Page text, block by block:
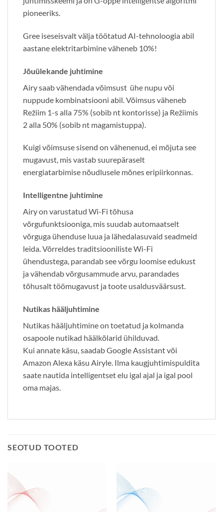
pioneeriks.
Gree iseseisvalt välja töötatud AI-tehnoloogia abil
aastane elektritarbimine väheneb 10%!
Jõuülekande juhtimine
Airy saab vähendada võimsust ühe nupu või
nuppude kombinatsiooni abil. Võimsus väheneb
Režiim 1-s alla 75% (sobib nt kontorisse) ja Režiimis
2 alla 50% (sobib nt magamistuppa).
Kuigi võimsuse sisend on vähenenud, ei mõjuta see
mugavust, mis vastab suurepäraselt
energiatarbimise nõudlusele mõnes eripiirkonnas.
Intelligentne juhtimine
Airy on varustatud Wi-Fi ​​tõhusa
võrgufunktsiooniga, mis suudab automaatselt
võrguga ühenduse luua ja lähedalasuvaid seadmeid
leida. Võrreldes traditsiooniliste Wi-Fi
ühendustega, parandab see võrgu loomise edukust
ja vähendab võrgusammude arvu, parandades
tõhusalt töömugavust ja toote usaldusväärsust.
Nutikas hääljuhtimine
Nutikas hääljuhtimine on toetatud ja kolmanda
osapoole nutikad häälkõlarid ühilduvad.
Kui annate käsu, saadab Google Assistant või
Amazon Alexa käsu Airyle. Ilma kaugjuhtimispuldita
saate nautida intelligentset elu igal ajal ja igal pool
oma majas.
SEOTUD TOOTED